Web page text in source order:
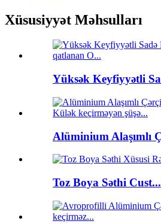
Xüsusiyyət Məhsulları
Yüksək Keyfiyyətli
Alüminium Alaşımlı
Toz Boya Səthi Cust...